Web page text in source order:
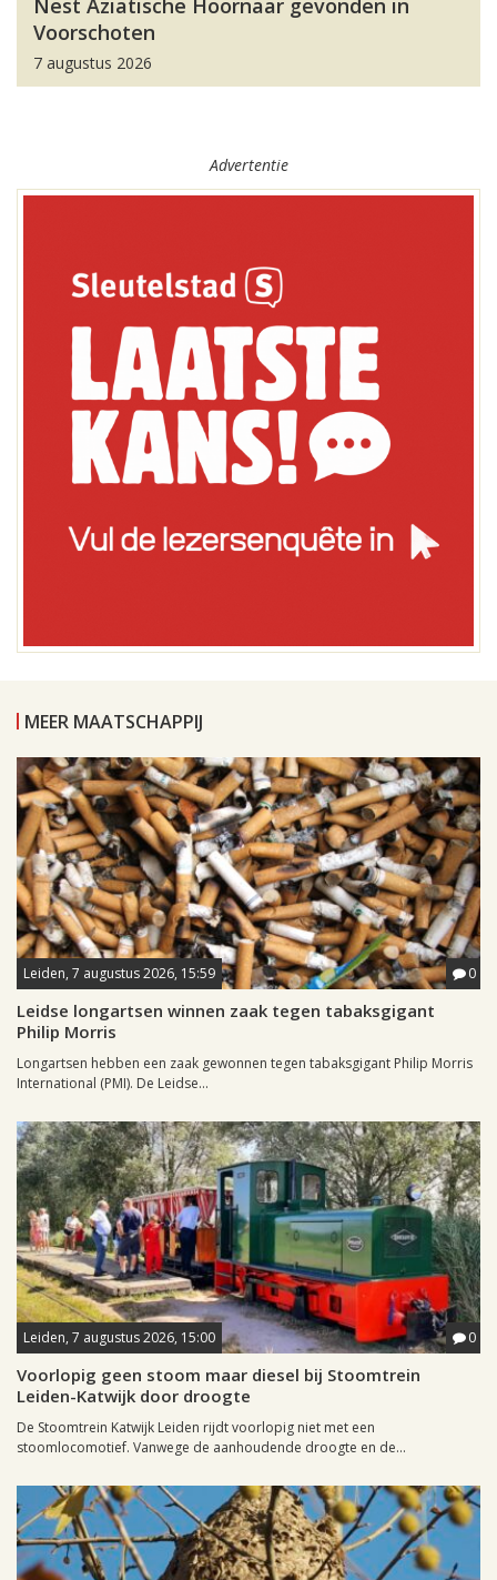
Nest Aziatische Hoornaar gevonden in
Voorschoten
7 augustus 2026
Advertentie
MEER MAATSCHAPPIJ
Leiden, 7 augustus 2026, 15:59 0
Leidse longartsen winnen zaak tegen tabaksgigant
Philip Morris
Longartsen hebben een zaak gewonnen tegen tabaksgigant Philip Morris
International (PMI). De Leidse...
Leiden, 7 augustus 2026, 15:00 0
Voorlopig geen stoom maar diesel bij Stoomtrein
Leiden-Katwijk door droogte
De Stoomtrein Katwijk Leiden rijdt voorlopig niet met een
stoomlocomotief. Vanwege de aanhoudende droogte en de...